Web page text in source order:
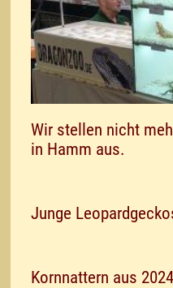
Wir stellen nicht
in Hamm aus.
Junge
Kornnattern aus